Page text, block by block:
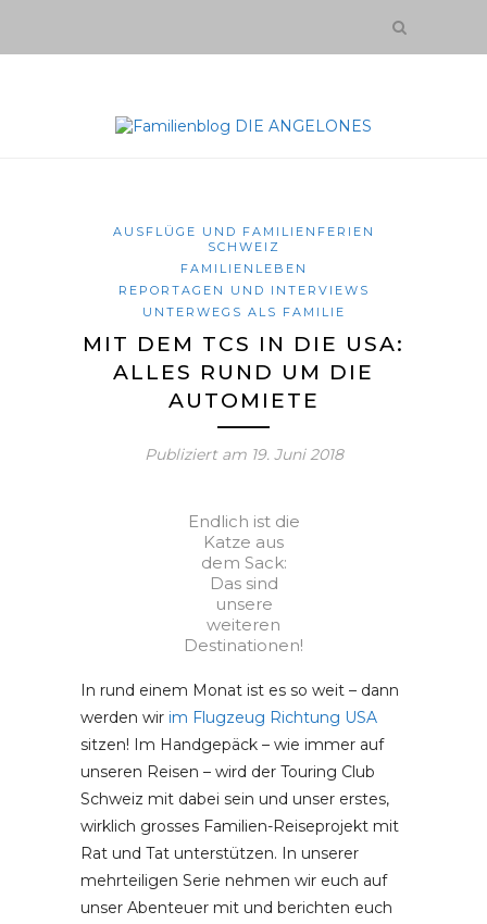
AUSFLÜGE UND FAMILIENFERIEN
SCHWEIZ
FAMILIENLEBEN
REPORTAGEN UND INTERVIEWS
UNTERWEGS ALS FAMILIE
MIT DEM TCS IN DIE USA:
ALLES RUND UM DIE
AUTOMIETE
Publiziert am 19. Juni 2018
Endlich ist die
Katze aus
dem Sack:
Das sind
unsere
weiteren
Destinationen!
In rund einem Monat ist es so weit – dann
werden wir im Flugzeug Richtung USA
sitzen! Im Handgepäck – wie immer auf
unseren Reisen – wird der Touring Club
Schweiz mit dabei sein und unser erstes,
wirklich grosses Familien-Reiseprojekt mit
Rat und Tat unterstützen. In unserer
mehrteiligen Serie nehmen wir euch auf
unser Abenteuer mit und berichten euch